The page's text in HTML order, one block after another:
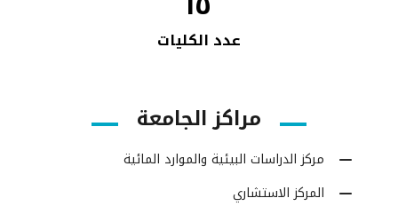
عدد الكليات
مراكز الجامعة
مركز الدراسات البيئية والموارد المائية
المركز الاستشاري